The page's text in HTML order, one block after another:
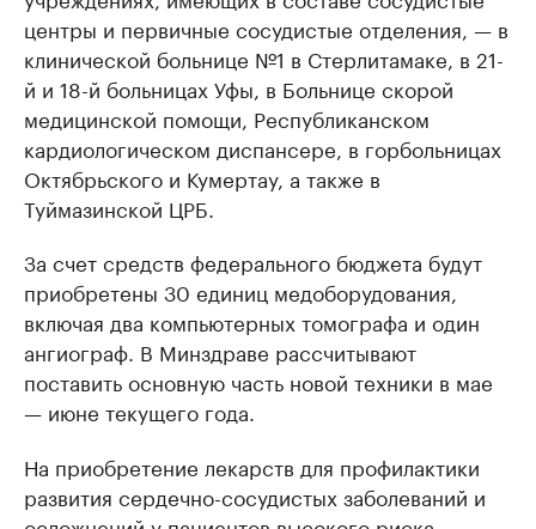
центры и первичные сосудистые отделения, — в
клинической больнице №1 в Стерлитамаке, в 21-
й и 18-й больницах Уфы, в Больнице скорой
медицинской помощи, Республиканском
кардиологическом диспансере, в горбольницах
Октябрьского и Кумертау, а также в
Туймазинской ЦРБ.
За счет средств федерального бюджета будут
приобретены 30 единиц медоборудования,
включая два компьютерных томографа и один
ангиограф. В Минздраве рассчитывают
поставить основную часть новой техники в мае
— июне текущего года.
На приобретение лекарств для профилактики
развития сердечно-сосудистых заболеваний и